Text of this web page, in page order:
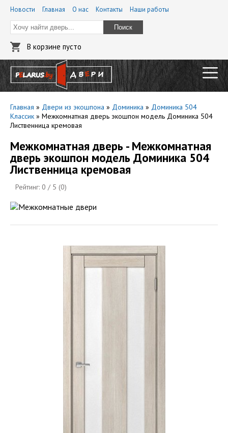
Новости Главная О нас Контакты Наши работы
Поиск
В корзине пусто
Главная » Двери из экошпона » Доминика » Доминика 504
Классик » Межкомнатная дверь экошпон модель Доминика 504
Лиственница кремовая
Межкомнатная дверь - Межкомнатная
дверь экошпон модель Доминика 504
Лиственница кремовая
Рейтинг: 0 / 5 (0)